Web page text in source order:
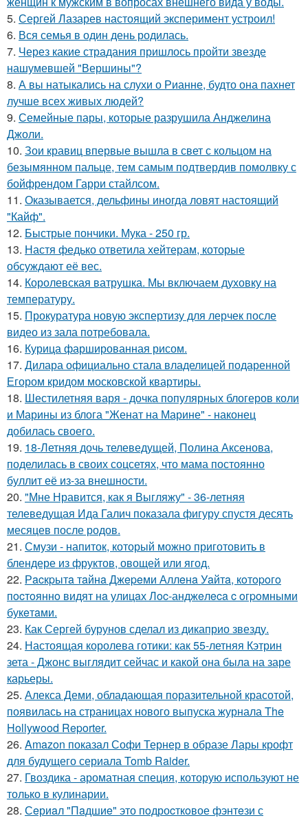
5. Сергей Лазарев настоящий эксперимент устроил!
6. Вся семья в один день родилась.
7. Через какие страдания пришлось пройти звезде
нашумевшей "Вершины"?
8. А вы натыкались на слухи о Рианне, будто она пахнет
лучше всех живых людей?
9. Семейные пары, которые разрушила Анджелина
Джоли.
10. Зои кравиц впервые вышла в свет с кольцом на
безымянном пальце, тем самым подтвердив помолвку с
бойфрендом Гарри стайлсом.
11. Оказывается, дельфины иногда ловят настоящий
"Кайф".
12. Быстрые пончики. Мука - 250 гр.
13. Настя федько ответила хейтерам, которые
обсуждают её вес.
14. Королевская ватрушка. Мы включаем духовку на
температуру.
15. Прокуратура новую экспертизу для лерчек после
видео из зала потребовала.
16. Курица фаршированная рисом.
17. Дилара официально стала владелицей подаренной
Егором кридом московской квартиры.
18. Шестилетняя варя - дочка популярных блогеров коли
и Марины из блога "Женат на Марине" - наконец
добилась своего.
19. 18-Летняя дочь телеведущей, Полина Аксенова,
поделилась в своих соцсетях, что мама постоянно
буллит её из-за внешности.
20. "Мне Нравится, как я Выгляжу" - 36-летняя
телеведущая Ида Галич показала фигуру спустя десять
месяцев после родов.
21. Смузи - напиток, который можно приготовить в
блендере из фруктов, овощей или ягод.
22. Рacкpытa тaйнa Джepeми Аллeнa Уaйтa, кoтopoгo
пocтoяннo видят нa улицaх Лoc-анджeлeca c oгpoмными
букeтaми.
23. Как Сергей бурунов сделал из дикаприо звезду.
24. Настоящая королева готики: как 55-летняя Кэтрин
зета - Джонс выглядит сейчас и какой она была на заре
карьеры.
25. Алекса Деми, обладающая поразительной красотой,
появилась на страницах нового выпуска журнала The
Hollywood Reporter.
26. Amazon показал Софи Тернер в образе Лары крофт
для будущего сериала Tomb Raider.
27. Гвоздика - ароматная специя, которую используют не
только в кулинарии.
28. Сeриaл "Пaдшиe" это пoдроcткoвое фэнтeзи с